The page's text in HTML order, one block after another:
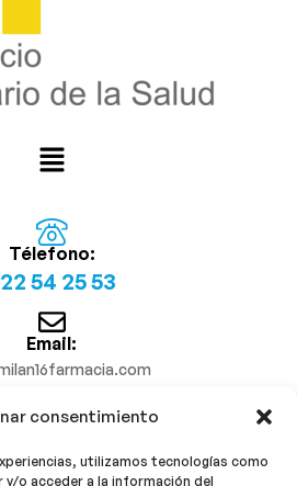
consentimiento
utilizamos tecnologías como
y/o acceder a la información del
Télefono:
54 25 53
Email:
¡Síguenos!